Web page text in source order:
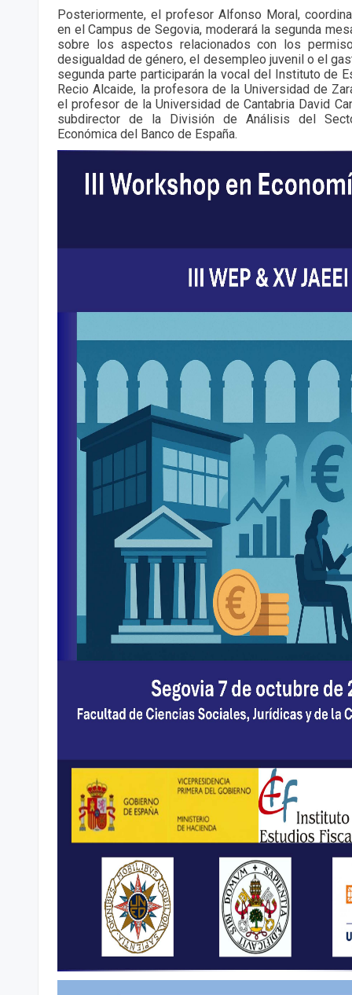
Posteriormente, el profesor Alfonso Moral,
en el Campus de Segovia, moderará la segunda
sobre los aspectos relacionados con los
desigualdad de género, el desempleo juvenil o el
segunda parte participarán la vocal del Instituto de
Recio Alcaide, la profesora de la Universidad de
el profesor de la Universidad de Cantabria David
subdirector de la División de Análisis del
Económica del Banco de España.